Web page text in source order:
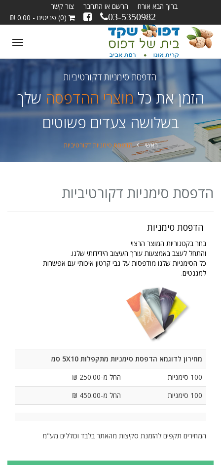
ברוך הבא אורח הרשם או התחבר צור קשר
03-5350982 (0) פריטים - 0.00 ₪
הדפסת סימניות דקורטיביות
הזמן את כלמוצרי ההדפסה שלך
בשלושה צעדים פשוטים
ראשי הדפסת סימניות דקורטיביות
הדפסת סימניות דקורטיביות
הדפסת סימניות
בחר בקטגוריות המוצר הרצוי
והתחל לעצב באמצעות עורך העיצוב הידידותי שלנו.
כל הסימניות שלנו מודפסות על גבי קרטון איכותי עם אפשרות
למגנטים.
מחירון לדוגמא הדפסת סימניות מתקפלות 5X10 סמ
100 סימניות
החל מ-250.00 ₪
100 סימניות
החל מ-450.00 ₪
המחירים תקפים להזמנת סקיצות מהאתר בלבד וכוללים מע"מ